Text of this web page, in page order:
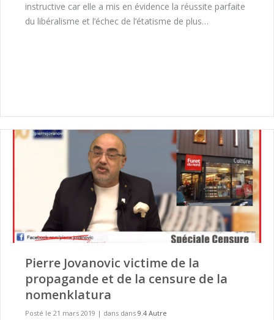
instructive car elle a mis en évidence la réussite parfaite
du libéralisme et l’échec de l’étatisme de plus…
Pierre Jovanovic victime de la
propagande et de la censure de la
nomenklatura
Posté le 21 mars 2019 | dans dans 9.4 Autre